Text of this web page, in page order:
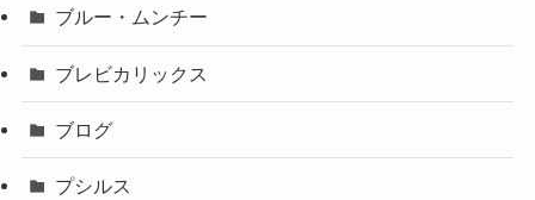
ブルー・ムンチー
ブレビカリックス
ブログ
プシルス